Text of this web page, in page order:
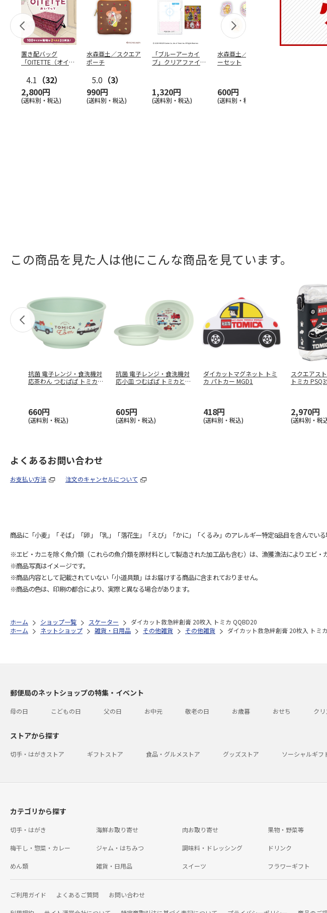
置き配バッグ
「OITETTE（オイテ
4.1 （32）
2,800円
(送料別・税込)
水森亜土／スクエア
ポーチ
5.0 （3）
990円
(送料別・税込)
「ブルーアーカイ
ブ」クリアファイル
1,320円
(送料別・税込)
水森亜土／ステッカ
ーセット
600円
(送料別・税込)
この商品を見た人は他にこんな商品を見ています。
抗菌 電子レンジ・食洗機対
応茶わん つむぱぱ トミカと
660円
(送料別・税込)
抗菌 電子レンジ・食洗機対
応小皿 つむぱぱ トミカとト
605円
(送料別・税込)
ダイカットマグネット トミ
カ パトカー MGD1
418円
(送料別・税込)
スクエアス
トミカ
2,970円
(送料別・税
よくあるお問い合わせ
お支払い方法 注文のキャンセルについて
商品に「小麦」「そば」「卵」「乳」「落花生」「えび」「かに」「くるみ」のアレルギー特定8品目を含んでいる
※エビ・カニを除く魚介類（これらの魚介類を原材料として製造された加工品も含む）は、漁獲漁法によりエビ
※商品写真はイメージです。
※商品内容として記載されていない「小道具類」はお届けする商品に含まれておりません。
※商品の色は、印刷の都合により、実際と異なる場合があります。
ホーム ショップ一覧 スケーター
ダイカット救急絆創膏 20枚入 トミカ QQBD20
ホーム
ネットショップ 雑貨・日用品 その他雑貨 その他雑貨 ダイカット救急絆創膏 20枚入 トミ
郵便局のネットショップの特集・イベント
母の日 こどもの日 父の日 お中元 敬老の日 お歳暮 おせち クリ
ストアから探す
切手・はがきストア ギフトストア 食品・グルメストア グッズストア ソーシャルギフ
カテゴリから探す
切手・はがき 海鮮お取り寄せ 肉お取り寄せ 果物・野菜等
梅干し・惣菜・カレー ジャム・はちみつ 調味料・ドレッシング ドリンク
めん類 雑貨・日用品 スイーツ フラワーギフト
ご利用ガイド よくあるご質問 お問い合わせ